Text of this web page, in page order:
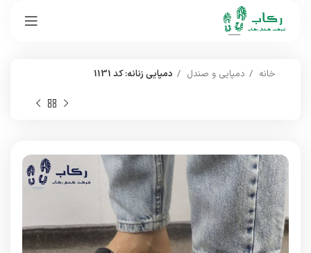
خانه دمپایی و صندل دمپایی زنانه: کد 1131